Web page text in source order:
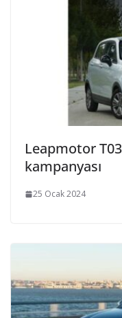
Leapmotor
kampanyası
25 Ocak 2024